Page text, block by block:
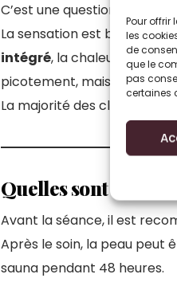
Pour offrir
les
de
que le
pas
certaines
C’est une question que
La sensation est bien plus
intégré, la chaleur du
picotement, mais c’est
La majorité des clientes
Quelles sont les
Avant la séance, il est
Après le soin, la peau peut
sauna pendant 48 heures.